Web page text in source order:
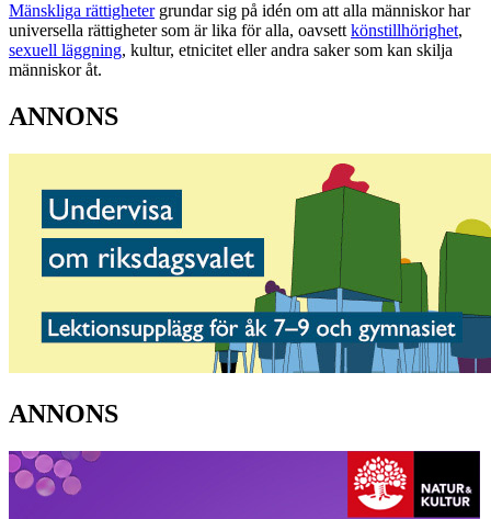
Mänskliga rättighetergrundar sig på idén om att alla människor har
universella rättigheter som är lika för alla, oavsett könstillhörighet,
sexuell läggning, kultur, etnicitet eller andra saker som kan skilja
människor åt.
ANNONS
ANNONS